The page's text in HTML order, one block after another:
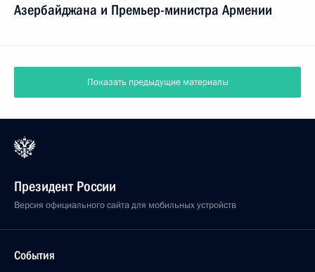
Азербайджана и Премьер-министра Армении
Показать предыдущие материалы
Президент России
Версия официального сайта для мобильных устройств
События